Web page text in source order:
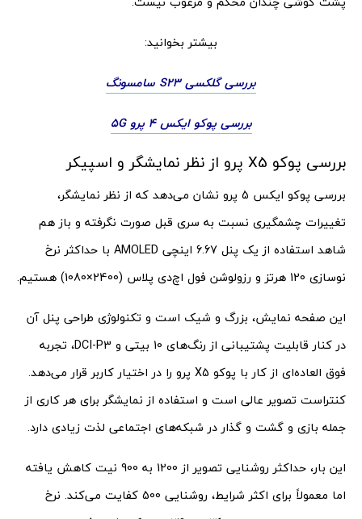
بیشتر بخوانید:
بررسی گلکسی S23 سامسونگ
بررسی پوکو ایکس 4 پرو 5G
بررسی پوکو X5 پرو از نظر نمایشگر و اسپیکر
بررسی پوکو ایکس 5 پرو نشان می‌دهد که از نظر نمایشگر،
تغییرات چشمگیری نسبت به سری قبل صورت نگرفته و باز هم
شاهد استفاده از یک پنل 6.67 اینچی AMOLED با حداکثر نرخ
نوسازی 120 هرتز و رزولوشن فول اچ‌دی پلاس (2400×1080) هستیم.
این صفحه نمایش، بزرگ و شیک است و تکنولوژی طراحی پنل آن
در کنار قابلیت پشتیبانی از رنگ‌های 10 بیتی و DCI-P3، تجربه
فوق العاده‌ای از کار با پوکو X5 پرو را در اختیار کاربر قرار می‌دهد.
کنتراست تصویر عالی است و استفاده از نمایشگر برای هر کاری از
جمله بازی و گشت و گذار در شبکه‌های اجتماعی لذت زیادی دارد.
این بار، حداکثر روشنایی تصویر از 1200 به 900 نیت کاهش یافته
اما معمولاً برای اکثر شرایط، روشنایی 500 کفایت می‌کند. نرخ